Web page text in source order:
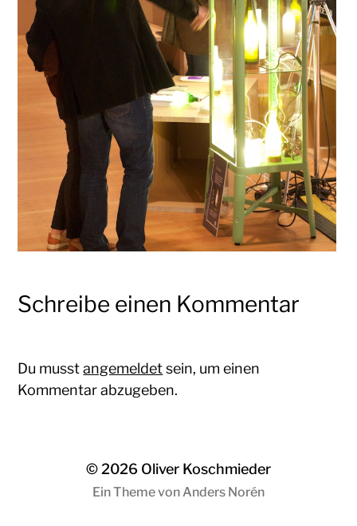
Schreibe einen Kommentar
Du musstangemeldetsein, um einen
Kommentar abzugeben.
© 2026 Oliver Koschmieder
Ein Theme von Anders Norén